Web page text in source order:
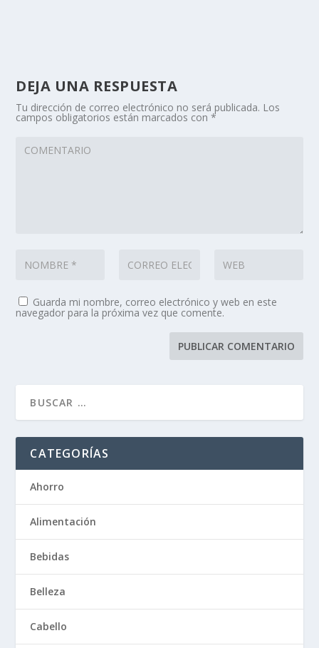
DEJA UNA RESPUESTA
Tu dirección de correo electrónico no será publicada. Los
campos obligatorios están marcados con*
Guarda mi nombre, correo electrónico y web en este
navegador para la próxima vez que comente.
CATEGORÍAS
Ahorro
Alimentación
Bebidas
Belleza
Cabello